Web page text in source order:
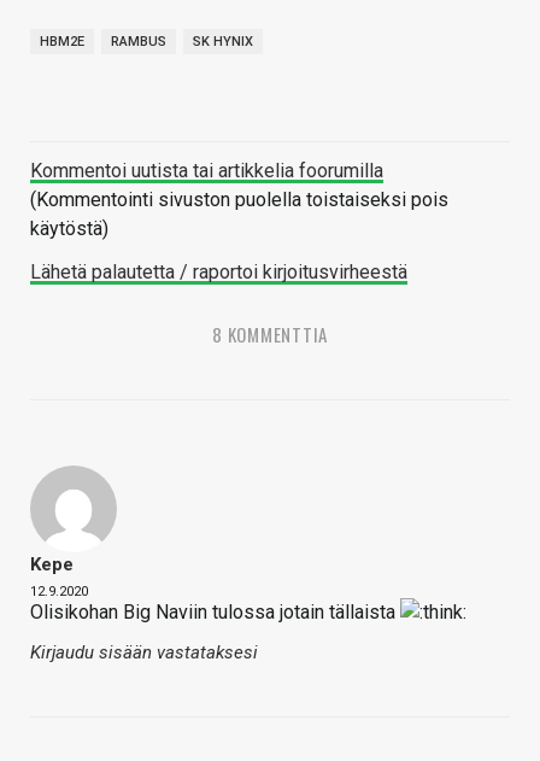
HBM2E RAMBUS SK HYNIX
Kommentoi uutista tai artikkelia foorumilla
(Kommentointi sivuston puolella toistaiseksi pois
käytöstä)
Lähetä palautetta / raportoi kirjoitusvirheestä
8 KOMMENTTIA
Kepe
12.9.2020
Olisikohan Big Naviin tulossa jotain tällaista
Kirjaudu sisään vastataksesi